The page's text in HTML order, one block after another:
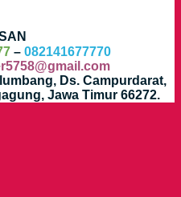
– 082141677770
Ds. Campurdarat,
Jawa Timur 66272.